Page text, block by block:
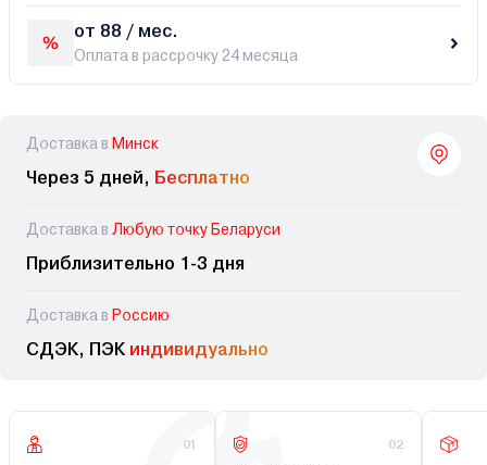
от 88 / мес.
Оплата в рассрочку 24 месяца
Доставка в Минск
Через 5 дней, Бесплатно
Доставка в Любую точку Беларуси
Приблизительно 1-3 дня
Доставка в Россию
СДЭК, ПЭК индивидуально
01 02